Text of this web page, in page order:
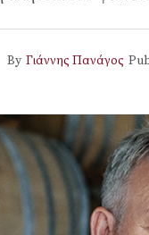
By Γιάννης Πανάγος